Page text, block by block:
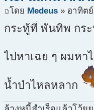
โดย Medeus » อาทิต
กระทู้ที่ พันทิพ กร
ไปหาเฉย ๆ ผมหา
น้ำป่าไหลหลาก